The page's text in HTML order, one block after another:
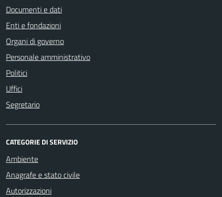
Documenti e dati
Enti e fondazioni
Organi di governo
Personale amministrativo
Politici
Uffici
Segretario
CATEGORIE DI SERVIZIO
Ambiente
Anagrafe e stato civile
Autorizzazioni